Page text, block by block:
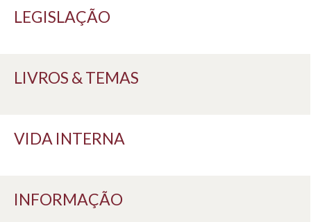
LEGISLAÇÃO
LIVROS & TEMAS
VIDA INTERNA
INFORMAÇÃO